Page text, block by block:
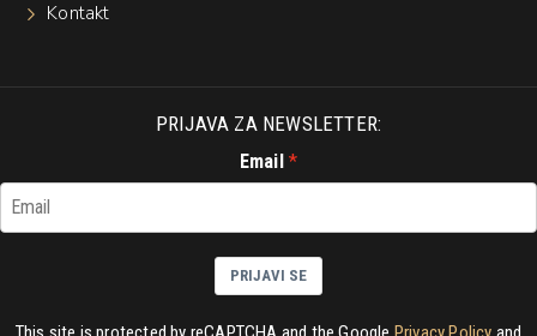
Kontakt
PRIJAVA ZA NEWSLETTER:
Email
PRIJAVI SE